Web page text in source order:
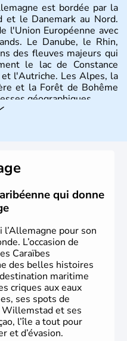
est bordée par la
le Danemark au Nord.
l'Union Européenne avec
Le Danube, le Rhin,
des fleuves majeurs qui
le lac de Constance
l'Autriche. Les Alpes, la
et la Forêt de Bohême
géographiques.
autonomie. Le pays
qu'il a vu naître dans tous
en passant par la
Thomas Mann,
font partie.
qui donne
l’Allemagne pour son
L’occasion de
Caraïbes
des belles histoires
maritime
criques aux eaux
ses spots de
Willemstad et ses
l’île a tout pour
et d’évasion.